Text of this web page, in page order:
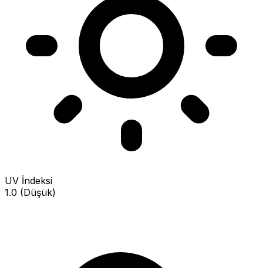
UV İndeksi
1.0 (Düşük)